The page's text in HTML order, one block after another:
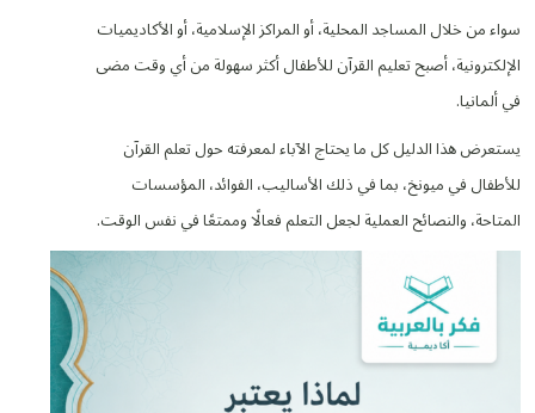
سواء من خلال المساجد المحلية، أو المراكز الإسلامية، أو الأكاديميات
الإلكترونية، أصبح تعليم القرآن للأطفال أكثر سهولة من أي وقت مضى
في ألمانيا.
يستعرض هذا الدليل كل ما يحتاج الآباء لمعرفته حول تعلم القرآن
للأطفال في ميونخ، بما في ذلك الأساليب، الفوائد، المؤسسات
المتاحة، والنصائح العملية لجعل التعلم فعالًا وممتعًا في نفس الوقت.